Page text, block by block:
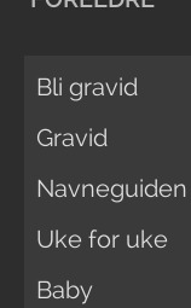
Bli gravid
Gravid
Navneguiden
Uke for uke
Baby